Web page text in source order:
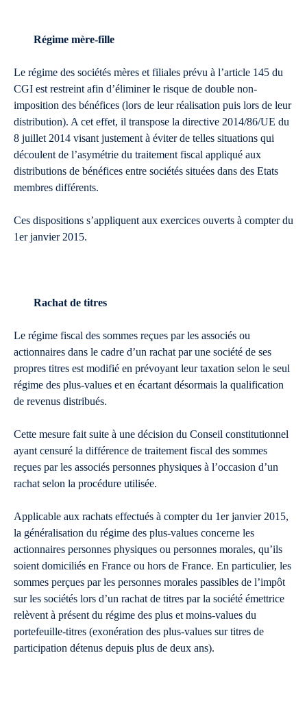
Régime mère-fille
Le régime des sociétés mères et filiales prévu à l’article 145 du
CGI est restreint afin d’éliminer le risque de double non-
imposition des bénéfices (lors de leur réalisation puis lors de leur
distribution). A cet effet, il transpose la directive 2014/86/UE du
8 juillet 2014 visant justement à éviter de telles situations qui
découlent de l’asymétrie du traitement fiscal appliqué aux
distributions de bénéfices entre sociétés situées dans des Etats
membres différents.
Ces dispositions s’appliquent aux exercices ouverts à compter du
1er janvier 2015.
Rachat de titres
Le régime fiscal des sommes reçues par les associés ou
actionnaires dans le cadre d’un rachat par une société de ses
propres titres est modifié en prévoyant leur taxation selon le seul
régime des plus-values et en écartant désormais la qualification
de revenus distribués.
Cette mesure fait suite à une décision du Conseil constitutionnel
ayant censuré la différence de traitement fiscal des sommes
reçues par les associés personnes physiques à l’occasion d’un
rachat selon la procédure utilisée.
Applicable aux rachats effectués à compter du 1er janvier 2015,
la généralisation du régime des plus-values concerne les
actionnaires personnes physiques ou personnes morales, qu’ils
soient domiciliés en France ou hors de France. En particulier, les
sommes perçues par les personnes morales passibles de l’impôt
sur les sociétés lors d’un rachat de titres par la société émettrice
relèvent à présent du régime des plus et moins-values du
portefeuille-titres (exonération des plus-values sur titres de
participation détenus depuis plus de deux ans).